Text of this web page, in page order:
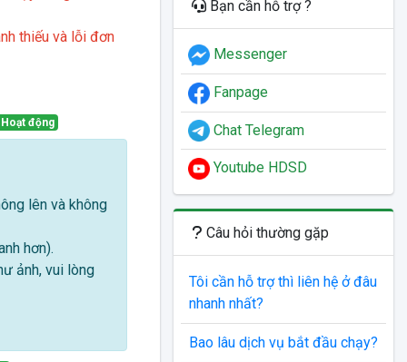
thiếu và lỗi đơn
Hoạt động
lên và không
hơn).
ảnh, vui lòng
Bạn cần hỗ trợ ?
Messenger
Fanpage
Chat Telegram
Youtube HDSD
Câu hỏi thường gặp
Tôi cần hỗ trợ thì liên hệ ở đâu
nhanh nhất?
Bao lâu dịch vụ bắt đầu chạy?